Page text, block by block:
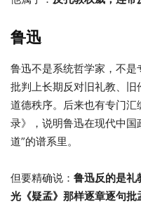
鲁迅
鲁迅不是系统哲学家，不是
批判上长期反对旧礼教、旧
道德秩序。后来也有专门
录》，说明鲁迅在现代中国
道”的谱系里。
但要精确说： 鲁迅反的是礼
光《疑孟》那样逐章逐句批